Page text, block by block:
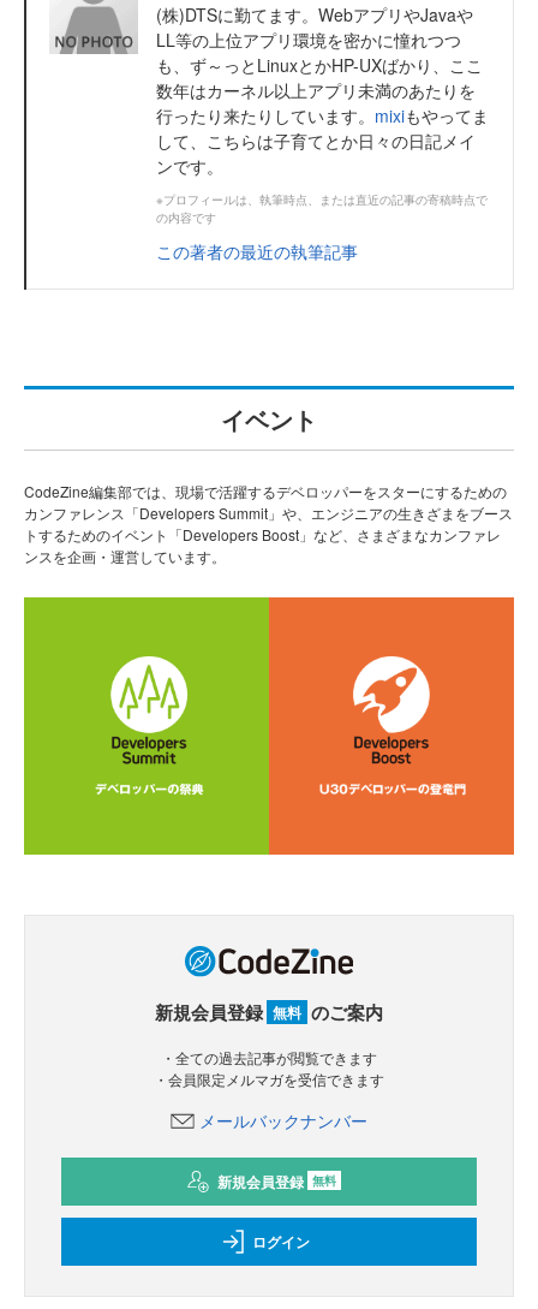
(株)DTSに勤てます。WebアプリやJavaや
LL等の上位アプリ環境を密かに憧れつつ
も、ず～っとLinuxとかHP-UXばかり、ここ
数年はカーネル以上アプリ未満のあたりを
行ったり来たりしています。 mixiもやってま
して、こちらは子育てとか日々の日記メイ
ンです。
※プロフィールは、執筆時点、または直近の記事の寄稿時点で
の内容です
この著者の最近の執筆記事
イベント
CodeZine編集部では、現場で活躍するデベロッパーをスターにするための
カンファレンス「Developers Summit」や、エンジニアの生きざまをブース
トするためのイベント「Developers Boost」など、さまざまなカンファレ
ンスを企画・運営しています。
新規会員登録 無料 のご案内
・全ての過去記事が閲覧できます
・会員限定メルマガを受信できます
メールバックナンバー
新規会員登録 無料
ログイン